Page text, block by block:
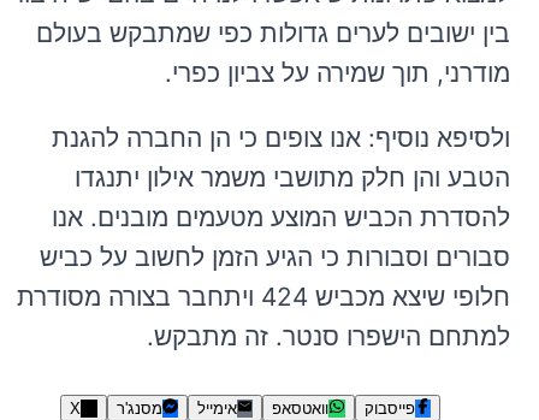
בין ישובים לערים גדולות כפי שמתבקש בעולם
מודרני, תוך שמירה על צביון כפרי.
ולסיפא נוסיף: אנו צופים כי הן החברה להגנת
הטבע והן חלק מתושבי משמר אילון יתנגדו
להסדרת הכביש המוצע מטעמים מובנים. אנו
סבורים וסבורות כי הגיע הזמן לחשוב על כביש
חלופי שיצא מכביש 424 ויתחבר בצורה מסודרת
למתחם הישפרו סנטר. זה מתבקש.
פייסבוק וואטסאפ אימייל מסנג'ר X